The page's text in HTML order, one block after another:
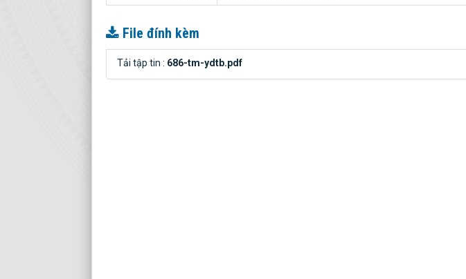
File đính kèm
Tải tập tin : 686-tm-ydtb.pdf